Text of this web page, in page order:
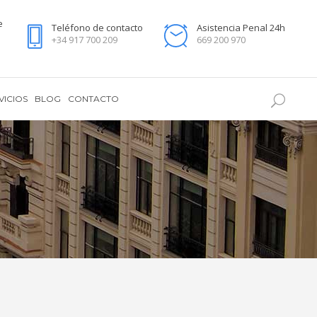
Teléfono de contacto
+34 917 700 209
Asistencia Penal 24h
669 200 970
BLOG CONTACTO